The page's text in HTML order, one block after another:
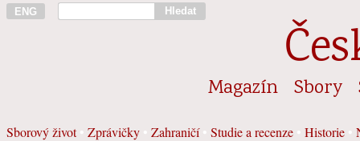
ENG Hledat
Magazín Sbory
Sborový život• Zprávičky Zahraničí• Studie a recenze Historie